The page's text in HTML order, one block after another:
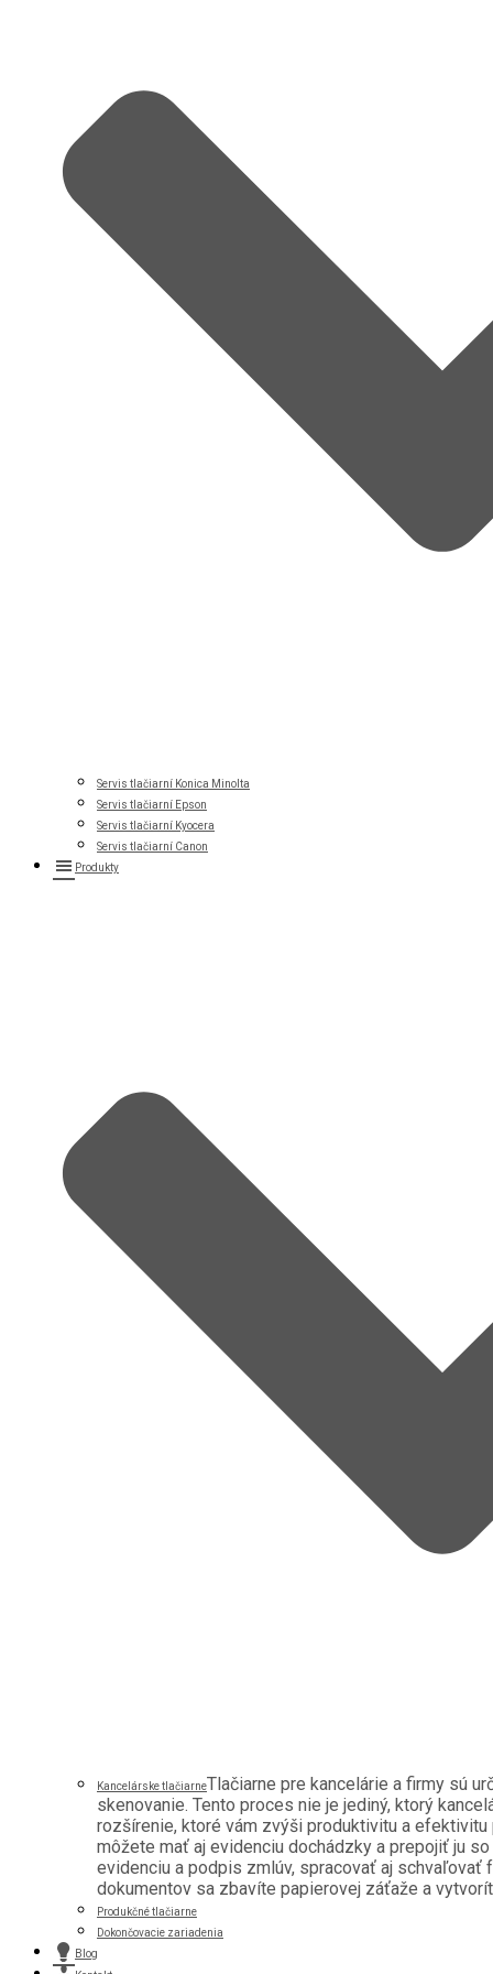
Servis tlačiarní Konica Minolta
Servis tlačiarní Epson
Servis tlačiarní Kyocera
Servis tlačiarní Canon
Produkty
Kancelárske tlačiarneTlačiarne pre kancelárie a firmy sú
skenovanie. Tento proces nie je jediný, ktorý
rozšírenie, ktoré vám zvýši produktivitu a efektivitu
môžete mať aj evidenciu dochádzky a prepojiť ju
evidenciu a podpis zmlúv, spracovať aj schvaľovať
dokumentov sa zbavíte papierovej záťaže a
Produkčné tlačiarne
Dokončovacie zariadenia
Blog